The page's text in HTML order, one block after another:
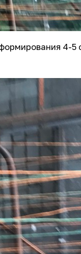
4-5